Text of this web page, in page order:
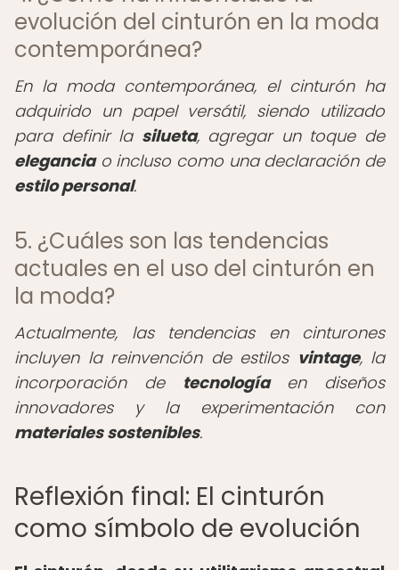
evolución del cinturón en la moda
contemporánea?
En la moda contemporánea, el cinturón ha
adquirido un papel versátil, siendo utilizado
para definir la silueta, agregar un toque de
eleganciao incluso como una declaración de
estilo personal.
5. ¿Cuáles son las tendencias
actuales en el uso del cinturón en
la moda?
Actualmente, las tendencias en cinturones
incluyen la reinvención de estilos vintage, la
incorporación de tecnologíaen diseños
innovadores y la experimentación con
materiales sostenibles.
Reflexión final: El cinturón
como símbolo de evolución